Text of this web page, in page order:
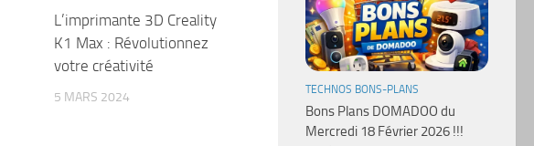
L’imprimante 3D Creality
K1 Max : Révolutionnez
votre créativité
5 MARS 2024 TECHNOS BONS-PLANS
Bons Plans DOMADOO du
Mercredi 18 Février 2026 !!!